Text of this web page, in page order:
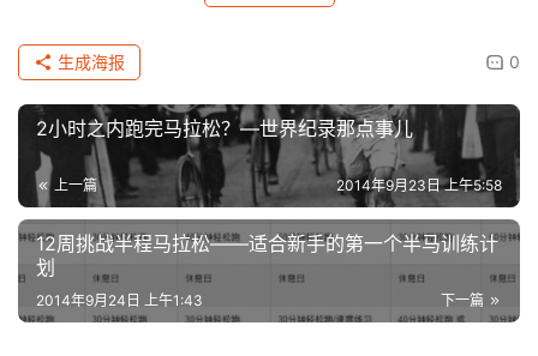
0
生成海报
2小时之内跑完马拉松？—世界纪录那点事儿
上一篇 2014年9月23日 上午5:58
12周挑战半程马拉松——适合新手的第一个半马训练计
划
下一篇
2014年9月24日 上午1:43